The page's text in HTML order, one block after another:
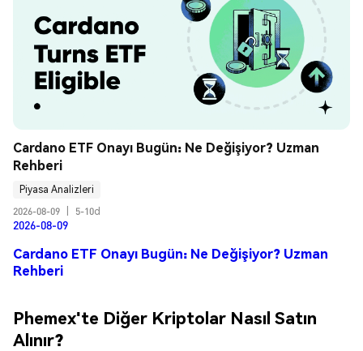
Cardano ETF Onayı Bugün: Ne Değişiyor? Uzman
Rehberi
Piyasa Analizleri
2026-08-09
5-10d
2026-08-09
Cardano ETF Onayı Bugün: Ne Değişiyor? Uzman
Rehberi
Phemex'te Diğer Kriptolar Nasıl Satın
Alınır?